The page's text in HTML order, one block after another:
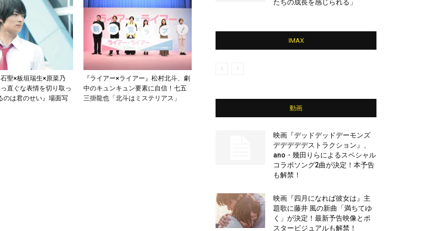
聖×板垣瑞生×原菜乃
直ぐな表情を切り取っ
のは君のせい』場面写
『ライアー×ライアー』松村北斗、劇
中のキュンキュン要素に自信！七五
三掛龍也「北斗はミステリアス」
たちの成長を感じられる」
IMAX
動画
映画『デッドデッドデーモンズ
デデデデデストラクション』、
ano・幾田りらによるスペシャル
コラボソング2曲が決定！本予告
も解禁！
映画『四月になれば彼女は』主
題歌に藤井 風の新曲「満ちてゆ
く」が決定！最新予告映像とポ
スタービジュアルも解禁！